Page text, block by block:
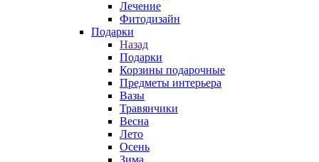
Лечение
Фитодизайн
Подарки
Назад
Подарки
Корзины подарочные
Предметы интерьера
Вазы
Травянчики
Весна
Лето
Осень
Зима